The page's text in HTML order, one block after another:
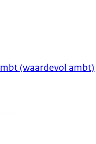
(waardevol ambt)